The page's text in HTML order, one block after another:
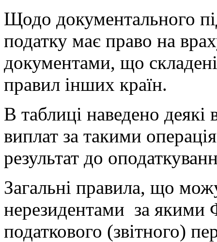
Щодо документального
податку має право на
документами, що
правил інших країн.
В таблиці наведено
виплат за такими
результат до
Загальні правила, що
нерезидентами за якими
податкового (звітного)